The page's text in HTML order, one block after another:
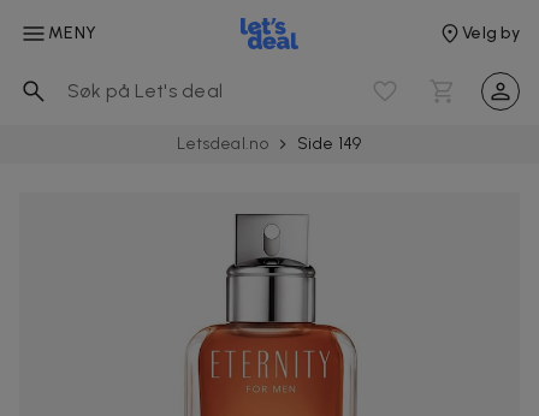
MENY Velg by
Letsdeal.no Side 149